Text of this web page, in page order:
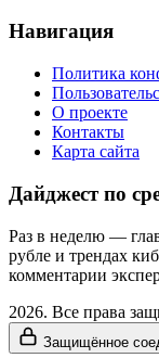
Навигация
Политика
О проекте
Контакты
Карта сайта
Дайджест по
Раз в неделю —
рубле и трендах
комментарии
2026. Все права
Защищённое